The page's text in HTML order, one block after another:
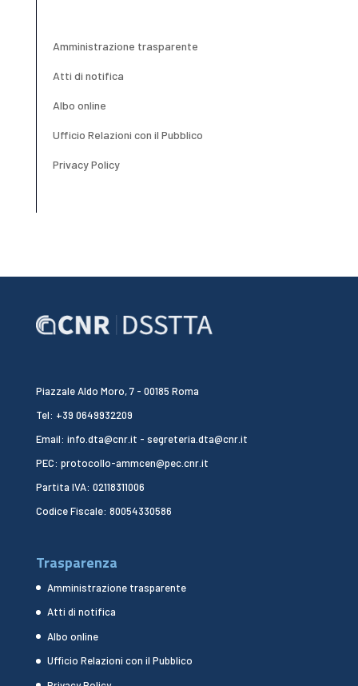
Amministrazione trasparente
Atti di notifica
Albo online
Ufficio Relazioni con il Pubblico
Privacy Policy
Piazzale Aldo Moro, 7 - 00185 Roma
Tel: +39 0649932209
Email: info.dta@cnr.it - segreteria.dta@cnr.it
PEC: protocollo-ammcen@pec.cnr.it
Partita IVA: 02118311006
Codice Fiscale: 80054330586
Trasparenza
Amministrazione trasparente
Atti di notifica
Albo online
Ufficio Relazioni con il Pubblico